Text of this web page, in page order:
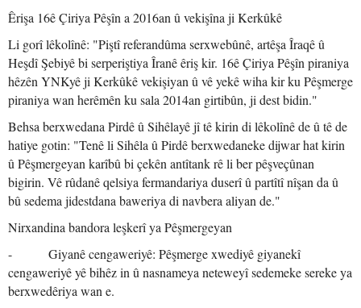
Êrişa 16ê Çiriya Pêşîn a 2016an û vekişîna ji Kerkûkê
Li gorî lêkolînê: "Piştî referandûma serxwebûnê, artêşa Îraqê û
Heşdî Şebiyê bi serperiştiya Îranê êriş kir. 16ê Çiriya Pêşîn piraniya
hêzên YNKyê ji Kerkûkê vekişiyan û vê yekê wiha kir ku Pêşmerge
piraniya wan herêmên ku sala 2014an girtibûn, ji dest bidin."
Behsa berxwedana Pirdê û Sihêlayê jî tê kirin di lêkolînê de û tê de
hatiye gotin: "Tenê li Sihêla û Pirdê berxwedaneke dijwar hat kirin
û Pêşmergeyan karîbû bi çekên antîtank rê li ber pêşveçûnan
bigirin. Vê rûdanê qelsiya fermandariya duserî û partîtî nîşan da û
bû sedema jidestdana baweriya di navbera aliyan de."
Nirxandina bandora leşkerî ya Pêşmergeyan
- Giyanê cengaweriyê: Pêşmerge xwediyê giyanekî
cengaweriyê yê bihêz in û nasnameya neteweyî sedemeke sereke ya
berxwedêriya wan e.